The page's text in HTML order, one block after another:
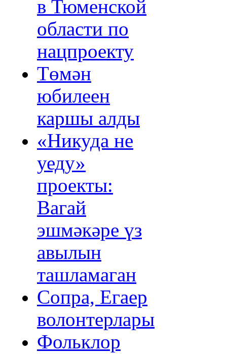
в Тюменской
области по
нацпроекту
Төмән
юбилеен
каршы алды
«Никуда не
уеду»
проекты:
Вагай
эшмәкәре үз
авылын
ташламаган
Сопра, Егаер
волонтерлары
Фольклор